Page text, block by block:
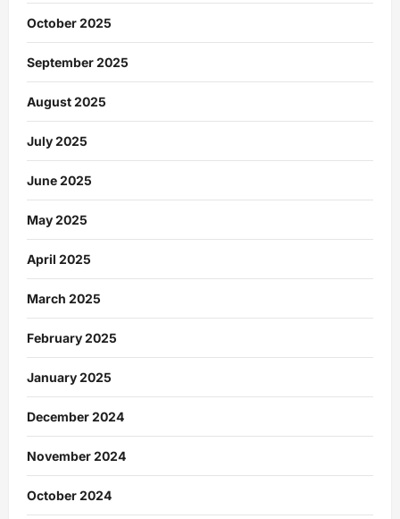
October 2025
September 2025
August 2025
July 2025
June 2025
May 2025
April 2025
March 2025
February 2025
January 2025
December 2024
November 2024
October 2024